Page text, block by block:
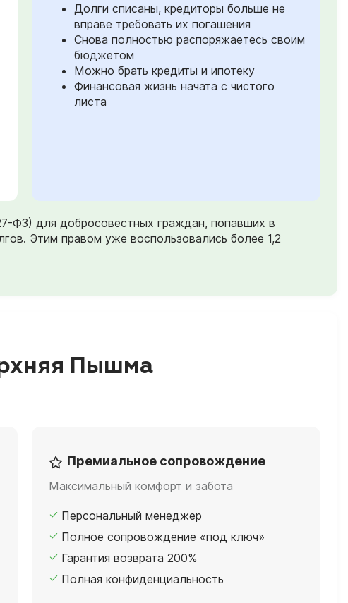
Долги списаны, кредиторы больше не
вправе требовать их погашения
Снова полностью распоряжаетесь своим
бюджетом
Можно брать кредиты и ипотеку
Финансовая жизнь начата с чистого
листа
ФЗ) для добросовестных граждан, попавших в
Этим правом уже воспользовались более 1,2
Пышма
Премиальное сопровождение
Максимальный комфорт и забота
Персональный менеджер
Полное сопровождение «под ключ»
Гарантия возврата 200%
Полная конфиденциальность